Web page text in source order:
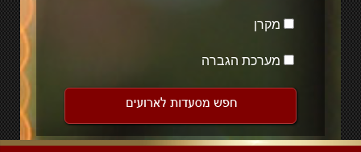
מקרן
מערכת הגברה